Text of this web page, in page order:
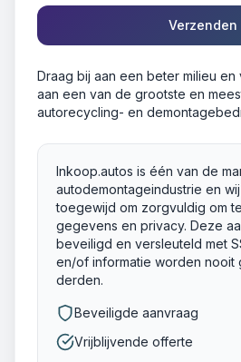
Verzenden
Draag bij aan een beter milieu
aan een van de grootste en
autorecycling- en
Inkoop.autos is één van de
autodemontageindustrie en
toegewijd om zorgvuldig om
gegevens en privacy. Deze
beveiligd en versleuteld met
en/of informatie worden nooit
derden.
Beveiligde aanvraag
Vrijblijvende offerte